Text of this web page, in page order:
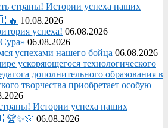
страны! Истории успеха наших
🔥 10.08.2026
успеха! 06.08.2026
06.08.2026
успехами нашего бойца 06.08.2026
ускоряющегося технологического
дополнительного образования в
творчества приобретает особую
Истории успеха наших
🏆✨🎊 06.08.2026